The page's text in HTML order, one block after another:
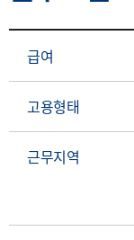
급여
고용형태
근무지역